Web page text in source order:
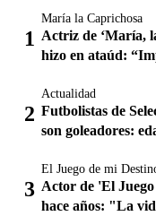
María la Caprichosa
Actriz de ‘María,
hizo en ataúd:
Actualidad
Futbolistas de
son goleadores:
El Juego de mi
Actor de 'El
hace años: "La